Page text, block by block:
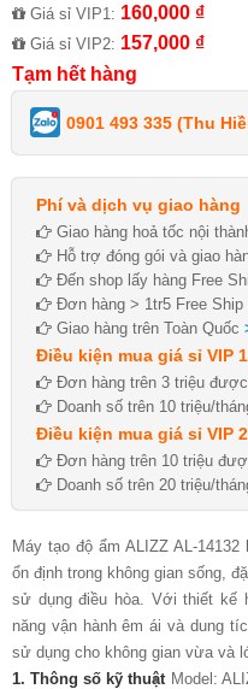
Giá sỉ VIP1: 160,000 ₫
Giá sỉ VIP2: 157,000 ₫
Tạm hết hàng
0901 493 335 (Thu
Phí và dịch vụ giao hàng
Giao hàng hoả tốc nội
Hỗ trợ đóng gói và giao
Đến shop lấy hàng Free
Đơn hàng > 1tr5 Free
Giao hàng trên Toàn Quốc
Điều kiện mua giá sỉ VIP 1
Đơn hàng trên 3 triệu
Doanh số trên 10 triệu/
Điều kiện mua giá sỉ VIP 2
Đơn hàng trên 10 triệu
Doanh số trên 20 triệu/
Máy tạo độ ẩm ALIZZ AL-
ổn định trong không gian sống,
sử dụng điều hòa. Với thiết kế
năng vận hành êm ái và dung
sử dụng cho không gian vừa và
1. Thông số kỹ thuật Model: